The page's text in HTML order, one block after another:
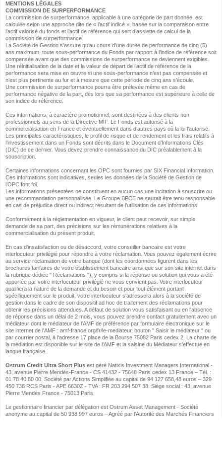
MENTIONS LÉGALES
COMMISSION DE SURPERFORMANCE
La commission de surperformance, applicable à une catégorie de part donnée, est
calculée selon une approche dite de « l’actif indicé », basée sur la comparaison entre
l’actif valorisé du fonds et l’actif de référence qui sert d’assiette de calcul de la
commission de surperformance.
La Société de Gestion s’assure qu’au cours d’une durée de performance de cinq (5)
ans maximum, toute sous-performance du Fonds par rapport à l’indice de référence soit
compensée avant que des commissions de surperformance ne deviennent exigibles.
Une réinitialisation de la date et la valeur de départ de l’actif de référence de la
performance sera mise en œuvre si une sous-performance n’est pas compensée et
n’est plus pertinente au fur et à mesure que cette période de cinq ans s’écoule.
Une commission de surperformance pourra être prélevée même en cas de
performance négative de la part, dès lors que sa performance est supérieure à celle de
son indice de référence.
Ces informations, à caractère promotionnel, sont destinées à des clients non
professionnels au sens de la Directive MIF. Le Fonds est autorisé à la
commercialisation en France et éventuellement dans d’autres pays où la loi l’autorise.
Les principales caractéristiques, le profil de risque et de rendement et les frais relatifs à
l’investissement dans un Fonds sont décrits dans le Document d’Informations Clés
(DIC) de ce dernier. Vous devez prendre connaissance du DIC préalablement à la
souscription.
Certaines informations concernant les OPC sont fournies par SIX Financial Information.
Ces informations sont indicatives, seules les données de la Société de Gestion de
l’OPC font foi.
Les informations présentées ne constituent en aucun cas une incitation à souscrire ou
une recommandation personnalisée. Le Groupe BPCE ne saurait être tenu responsable
en cas de préjudice direct ou indirect résultant de l’utilisation de ces informations.
Conformément à la réglementation en vigueur, le client peut recevoir, sur simple
demande de sa part, des précisions sur les rémunérations relatives à la
commercialisation du présent produit.
En cas d'insatisfaction ou de désaccord, votre conseiller bancaire est votre
interlocuteur privilégié pour répondre à votre réclamation. Vous pouvez également écrire
au service réclamation de votre banque (dont les coordonnées figurent dans les
brochures tarifaires de votre établissement bancaire ainsi que sur son site internet dans
la rubrique dédiée " Réclamations "), y compris si la réponse ou solution qui vous a été
apportée par votre interlocuteur privilégié ne vous convient pas. Votre interlocuteur
qualifiera la nature de la demande et du besoin et pour tout élément portant
spécifiquement sur le produit, votre interlocuteur s'adressera alors à la société de
gestion dans le cadre de son dispositif ad hoc de traitement des réclamations pour
obtenir les précisions attendues. A défaut de solution vous satisfaisant ou en l'absence
de réponse dans un délai de 2 mois, vous pouvez prendre contact gratuitement avec un
médiateur dont le médiateur de l'AMF de préférence par formulaire électronique sur le
site internet de l'AMF : amf-france.org/fr/le-mediateur, bouton " Saisir le médiateur " ou
par courrier postal, à l'adresse 17 place de la Bourse 75082 Paris cedex 2. La charte de
la médiation est disponible sur le site de l'AMF et la saisine du Médiateur s'effectue en
langue française.
Ostrum Credit Ultra Short Plus est géré Natixis Investment Managers International -
43, avenue Pierre Mendès-France - CS 41432 - 75648 Paris cedex 13 France – Tél. :
01 78 40 80 00. Société par Actions Simplifiée au capital de 94 127 658,48 euros – 329
450 738 RCS Paris - APE 6630Z - TVA : FR 203 294 507 38. Siège social : 43, avenue
Pierre Mendès France - 75013 Paris.
Le gestionnaire financier par délégation est Ostrum Asset Management - Société
anonyme au capital de 50 938 997 euros – Agréé par l’Autorité des Marchés Financiers